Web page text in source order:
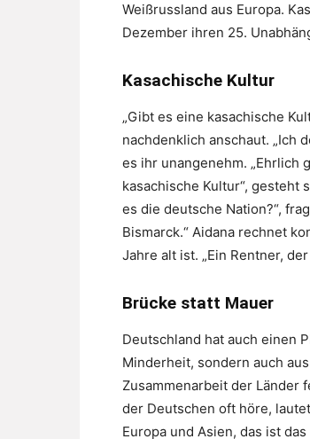
Weißrussland aus Europa.
Dezember ihren 25.
Kasachische Kultur
„Gibt es eine kasachische
nachdenklich anschaut. „Ich
es ihr unangenehm. „Ehrlich
kasachische Kultur“, gesteht
es die deutsche Nation?“,
Bismarck.“ Aidana rechnet
Jahre alt ist. „Ein Rentner,
Brücke statt Mauer
Deutschland hat auch einen
Minderheit, sondern auch
Zusammenarbeit der Länder
der Deutschen oft höre,
Europa und Asien, das ist